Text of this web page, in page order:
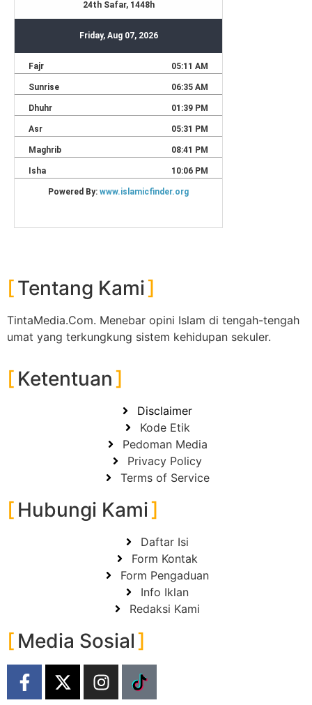
Tentang Kami
TintaMedia.Com. Menebar opini Islam di tengah-tengah
umat yang terkungkung sistem kehidupan sekuler.
Ketentuan
Disclaimer
Kode Etik
Pedoman Media
Privacy Policy
Terms of Service
Hubungi Kami
Daftar Isi
Form Kontak
Form Pengaduan
Info Iklan
Redaksi Kami
Media Sosial